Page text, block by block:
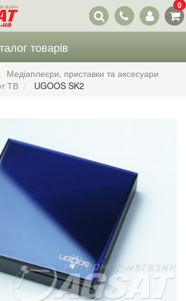
Наші
контакти
0
товарів
Медіаплеєри, приставки та аксесуари
ТВ
UGOOS SK2